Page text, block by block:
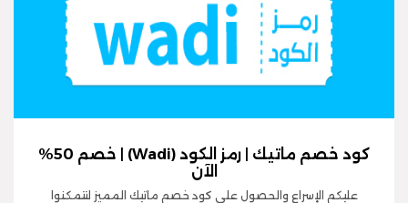
كود خصم ماتيك | رمز الكود (Wadi) | خصم 50%
الآن
عليكم الإسراع والحصول على كود خصم ماتيك المميز لتتمكنوا